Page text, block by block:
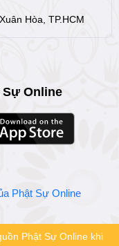
Hòa, TP.HCM
Online
Phật Sự Online
Phật Sự Online khi